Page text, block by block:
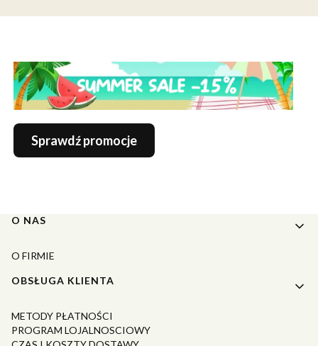
Sprawdź promocje
Linki w stopce
O NAS
O FIRMIE
OBSŁUGA KLIENTA
METODY PŁATNOŚCI
PROGRAM LOJALNOSCIOWY